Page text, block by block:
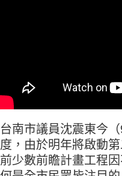
台南市議員沈震東今
度，由於明年將啟動
前少數前瞻計畫工程